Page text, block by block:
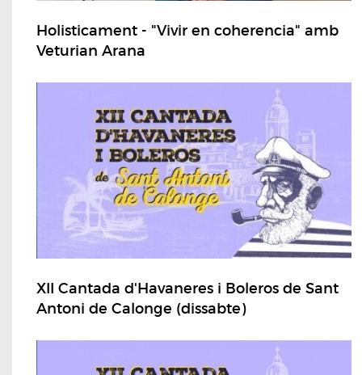
Holisticament - "Vivir en coherencia" amb
Veturian Arana
XII Cantada d'Havaneres i Boleros de Sant
Antoni de Calonge (dissabte)